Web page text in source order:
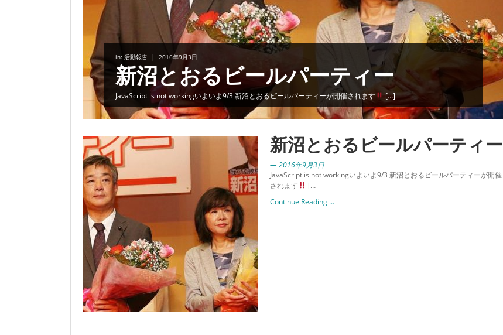
in: 活動報告 | 2016年9月3日
新沼とおるビールパーティー
JavaScript is not workingいよいよ9/3 新沼とおるビールパーティーが開催されます […]
新沼とおるビールパーティー
— 2016年9月3日
JavaScript is not workingいよいよ9/3 新沼とおるビールパーティーが開催
されます
[…]
Continue Reading ...